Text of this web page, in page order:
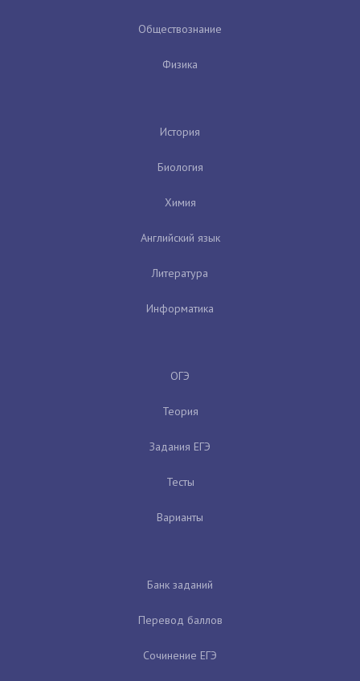
Обществознание
Физика
История
Биология
Химия
Английский язык
Литература
Информатика
ОГЭ
Теория
Задания ЕГЭ
Тесты
Варианты
Банк заданий
Перевод баллов
Сочинение ЕГЭ